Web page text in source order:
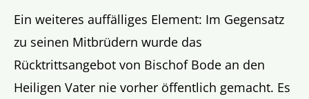
Ein weiteres auffälliges Element: Im Gegensatz
zu seinen Mitbrüdern wurde das
Rücktrittsangebot von Bischof Bode an den
Heiligen Vater nie vorher öffentlich gemacht. Es